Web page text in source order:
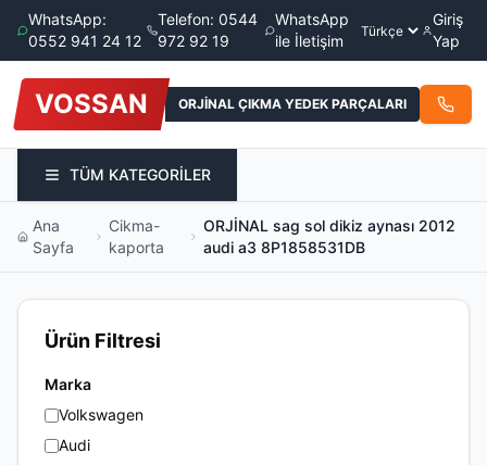
WhatsApp:
0552 941 24 12
Telefon: 0544
972 92 19
WhatsApp
ile İletişim
Giriş
Yap
VOSSAN ORJİNAL ÇIKMA YEDEK PARÇALARI
TÜM KATEGORİLER
Ana
Sayfa
Cikma-
kaporta
ORJİNAL sag sol dikiz aynası 2012
audi a3 8P1858531DB
Ürün Filtresi
Marka
Volkswagen
Audi